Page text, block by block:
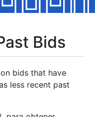
Bids
bids that have
less recent past